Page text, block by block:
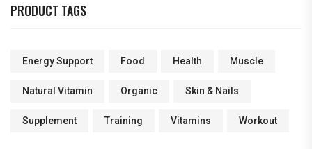
PRODUCT TAGS
Energy Support Food Health Muscle
Natural Vitamin Organic Skin & Nails
Supplement Training Vitamins Workout